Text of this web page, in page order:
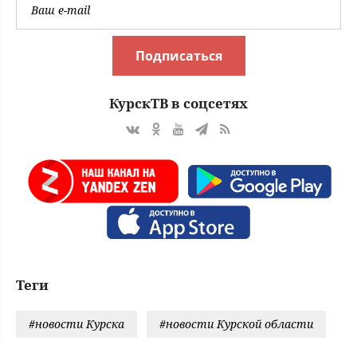
Подписаться
КурскТВ в соцсетях
Теги
#новости Курска #новости Курской области